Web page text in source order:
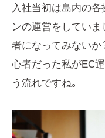
入社当初は島内の各
ンの運営をしていま
者になってみないか
心者だった私がEC
う流れですね。